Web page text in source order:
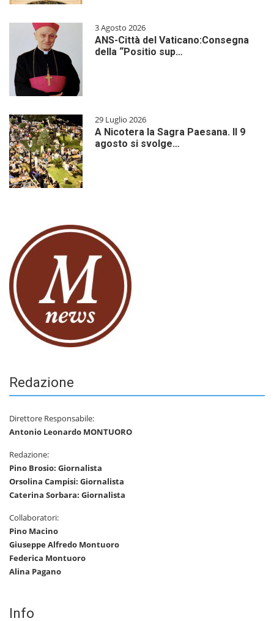
3 Agosto 2026
ANS-Città del Vaticano:Consegna
della “Positio sup…
29 Luglio 2026
A Nicotera la Sagra Paesana. Il 9
agosto si svolge…
Redazione
Direttore Responsabile:
Antonio Leonardo MONTUORO
Redazione:
Pino Brosio: Giornalista
Orsolina Campisi: Giornalista
Caterina Sorbara: Giornalista
Collaboratori:
Pino Macino
Giuseppe Alfredo Montuoro
Federica Montuoro
Alina Pagano
Info